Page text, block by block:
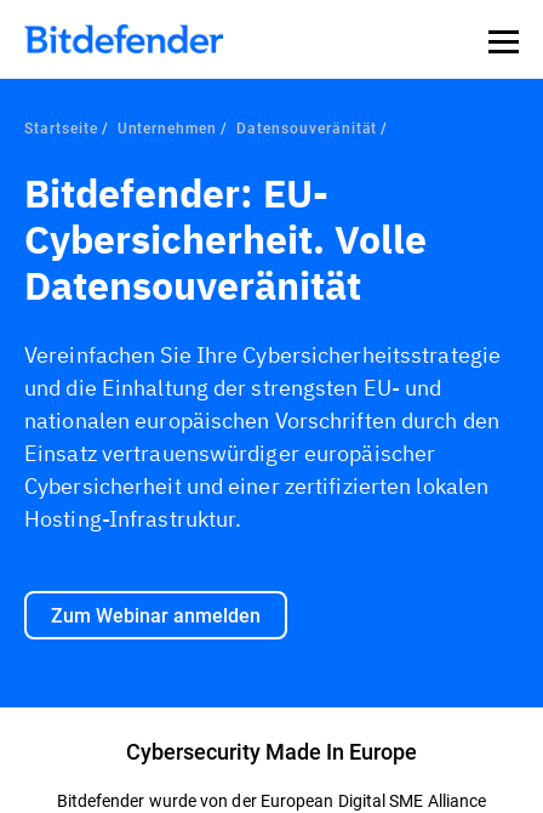
Datensouveränität in der Cybersicherheit: Live-Webinar,
30. Juli. Jetzt registrieren >>
Startseite Unternehmen Datensouveränität
Bitdefender: EU-
Cybersicherheit. Volle
Datensouveränität
Vereinfachen Sie Ihre Cybersicherheitsstrategie
und die Einhaltung der strengsten EU- und
nationalen europäischen Vorschriften durch den
Einsatz vertrauenswürdiger europäischer
Cybersicherheit und einer zertifizierten lokalen
Hosting-Infrastruktur.
Zum Webinar anmelden
Cybersecurity Made In Europe
Bitdefender wurde von der European Digital SME Alliance